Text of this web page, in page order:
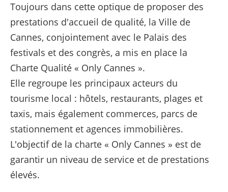
Toujours dans cette optique de proposer des
prestations d'accueil de qualité, la Ville de
Cannes, conjointement avec le Palais des
festivals et des congrès, a mis en place la
Charte Qualité « Only Cannes ».
Elle regroupe les principaux acteurs du
tourisme local : hôtels, restaurants, plages et
taxis, mais également commerces, parcs de
stationnement et agences immobilières.
L'objectif de la charte « Only Cannes » est de
garantir un niveau de service et de prestations
élevés.